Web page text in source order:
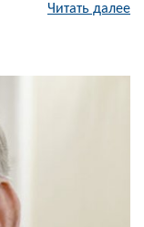
Читать далее